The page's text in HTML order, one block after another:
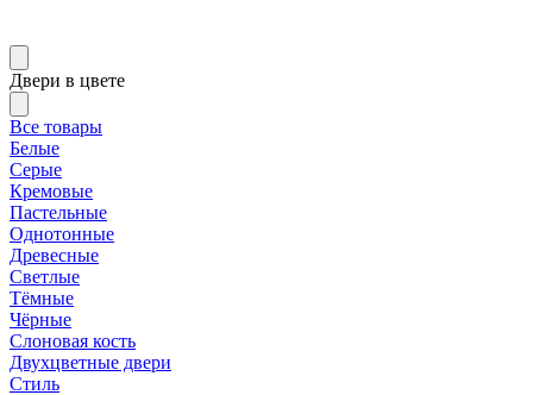
Двери в цвете
Все товары
Белые
Серые
Кремовые
Пастельные
Однотонные
Древесные
Светлые
Тёмные
Чёрные
Слоновая кость
Двухцветные двери
Стиль